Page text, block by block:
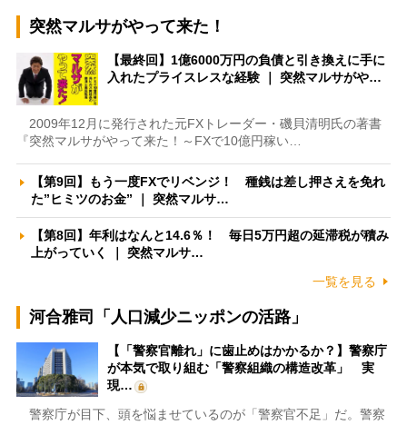
突然マルサがやって来た！
【最終回】1億6000万円の負債と引き換えに手に
入れたプライスレスな経験 ｜ 突然マルサがや…
2009年12月に発行された元FXトレーダー・磯貝清明氏の著書
『突然マルサがやって来た！～FXで10億円稼い…
【第9回】もう一度FXでリベンジ！ 種銭は差し押さえを免れ
た”ヒミツのお金” ｜ 突然マルサ…
【第8回】年利はなんと14.6％！ 毎日5万円超の延滞税が積み
上がっていく ｜ 突然マルサ…
一覧を見る
河合雅司「人口減少ニッポンの活路」
【「警察官離れ」に歯止めはかかるか？】警察庁
が本気で取り組む「警察組織の構造改革」 実
現…
警察庁が目下、頭を悩ませているのが「警察官不足」だ。警察